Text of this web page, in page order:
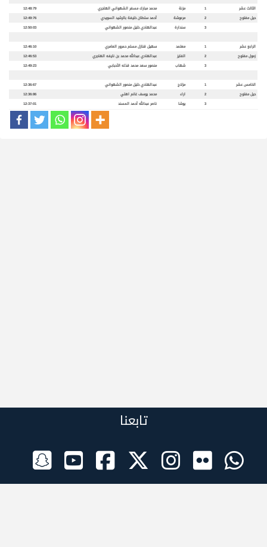
الثالث عشر 1 مزنة محمد مبارك مسفر الشهواني الهاجري
12:48:79
حيل مفتوح
2 مرعوشة أحمد سلطان خليفة بالرشيد السويدي
12:49:76
3
سندارة عبدالهادي خليل منصور الشهواني 12:50:03
الرابع عشر 1 معتمد سهيل قنازل مسلم حمرور العامري
12:46:10
زمول مفتوح
2 الفايز عبدالهادي عبدالله محمد بن نايفه الهاجري
12:46:53
3
شهاب منصور سعد محمد قذله الأحبابي 12:49:23
الخامس عشر 1 مزلاج عبدالهادي خليل منصور الشهواني
12:36:67
حيل مفتوح
2 اراء محمد يوسف غانم اهلي
12:36:86
3
يوشا ناصر عبدالله أحمد المسند 12:37:01
تابعنا